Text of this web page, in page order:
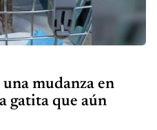
mudanza en
gatita que aún